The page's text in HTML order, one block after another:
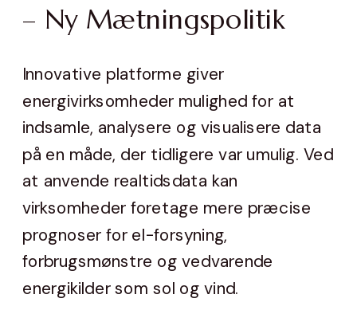
– Ny Mætningspolitik
Innovative platforme giver
energivirksomheder mulighed for at
indsamle, analysere og visualisere data
på en måde, der tidligere var umulig. Ved
at anvende realtidsdata kan
virksomheder foretage mere præcise
prognoser for el-forsyning,
forbrugsmønstre og vedvarende
energikilder som sol og vind.